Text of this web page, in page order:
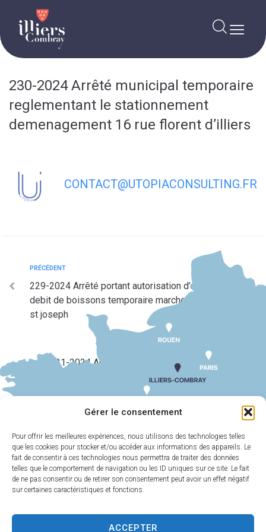
Gérer le consentement
Pour offrir les meilleures expériences, nous utilisons des technologies telles
que les cookies pour stocker et/ou accéder aux informations des appareils. Le
fait de consentir à ces technologies nous permettra de traiter des données
telles que le comportement de navigation ou les ID uniques sur ce site. Le fait
de ne pas consentir ou de retirer son consentement peut avoir un effet négatif
sur certaines caractéristiques et fonctions.
ACCEPTER
230-2024 Arrêté municipal temporaire
reglementant le stationnement
demenagement 16 rue florent d’illiers
CONTACT@UTOPIACONSULTING.FR
PRÉCÉDENT
229-2024 Arrêté portant autorisation d’ouverture d’un
debit de boissons temporaire marche de noel apel
st joseph
231-2024 Arrêté municipal portant permis de
stationner un echafaudage 20 bis rue saint hilaire
HORAIRES
D'OUVERTURE
Du lundi au
vendredi :9h00-
17h30
MAIRIE
D'ILLIERS-
COMBRAY
11 Rue Philebert
Poulain
Combray